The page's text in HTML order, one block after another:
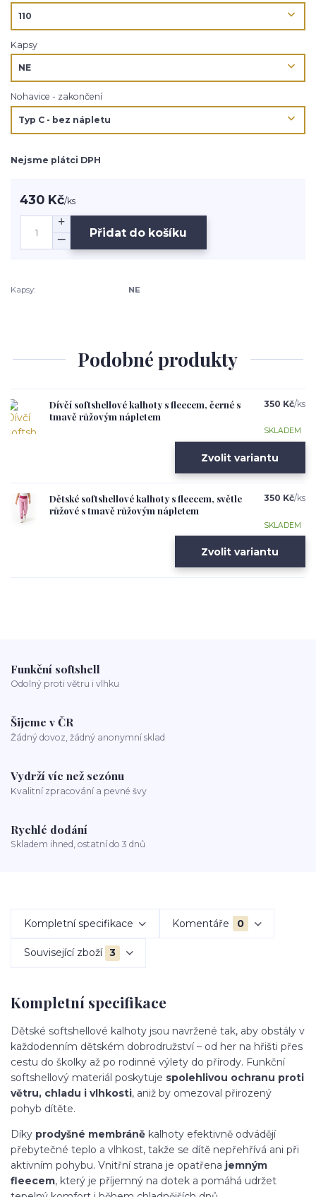
Kapsy
Nohavice - zakončení
Nejsme plátci DPH
430 Kč/ks
Přidat do košíku
Kapsy: NE
Podobné produkty
Dívčí softshellové kalhoty s fleecem, černé s
tmavě růžovým nápletem
350 Kč/ks
SKLADEM
Zvolit variantu
Dětské softshellové kalhoty s fleecem, světle
růžové s tmavě růžovým nápletem
350 Kč/ks
SKLADEM
Zvolit variantu
Funkční softshell
Odolný proti větru i vlhku
Šijeme v ČR
Žádný dovoz, žádný anonymní sklad
Vydrží víc než sezónu
Kvalitní zpracování a pevné švy
Rychlé dodání
Skladem ihned, ostatní do 3 dnů
Kompletní specifikace Komentáře 0
Související zboží 3
Kompletní specifikace
Dětské softshellové kalhoty jsou navržené tak, aby obstály v
každodenním dětském dobrodružství – od her na hřišti přes
cestu do školky až po rodinné výlety do přírody. Funkční
softshellový materiál poskytuje spolehlivou ochranu proti
větru, chladu i vlhkosti, aniž by omezoval přirozený
pohyb dítěte.
Díky prodyšné membráně kalhoty efektivně odvádějí
přebytečné teplo a vlhkost, takže se dítě nepřehřívá ani při
aktivním pohybu. Vnitřní strana je opatřena jemným
fleecem, který je příjemný na dotek a pomáhá udržet